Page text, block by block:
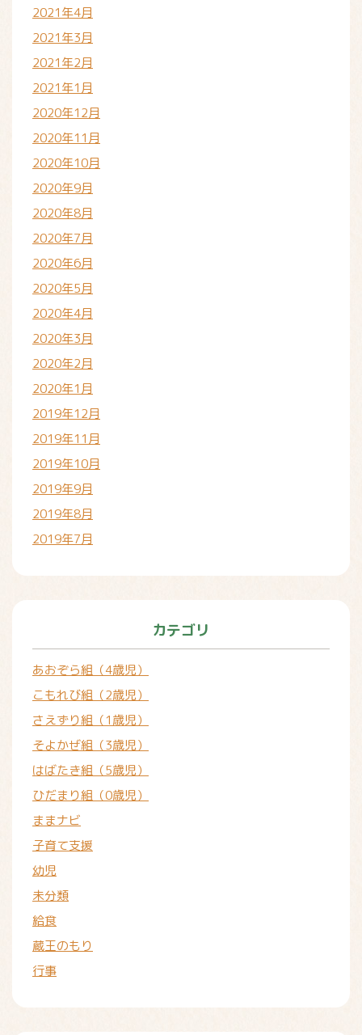
2021年4月
2021年3月
2021年2月
2021年1月
2020年12月
2020年11月
2020年10月
2020年9月
2020年8月
2020年7月
2020年6月
2020年5月
2020年4月
2020年3月
2020年2月
2020年1月
2019年12月
2019年11月
2019年10月
2019年9月
2019年8月
2019年7月
カテゴリ
あおぞら組（4歳児）
こもれび組（2歳児）
さえずり組（1歳児）
そよかぜ組（3歳児）
はばたき組（5歳児）
ひだまり組（0歳児）
ままナビ
子育て支援
幼児
未分類
給食
蔵王のもり
行事